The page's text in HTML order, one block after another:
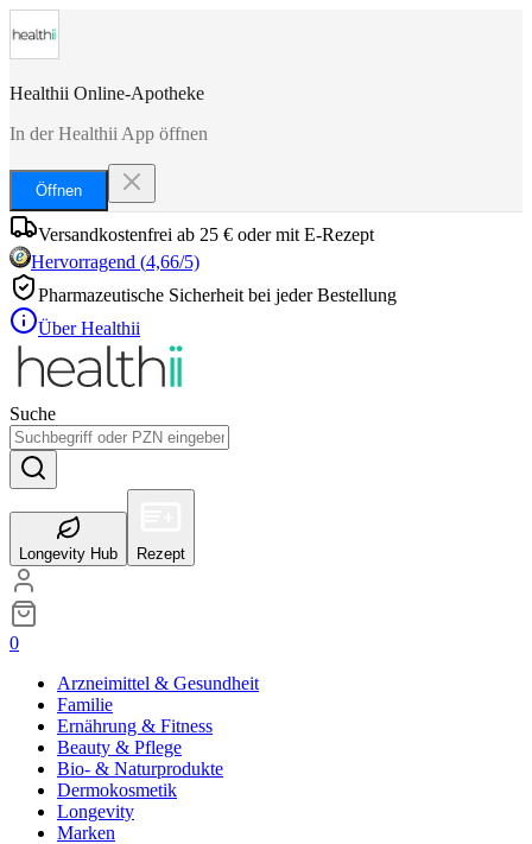
Healthii Online-Apotheke
In der Healthii App öffnen
Öffnen
Versandkostenfrei ab 25 € oder mit E-Rezept
Hervorragend (4,66/5)
Pharmazeutische Sicherheit bei jeder Bestellung
Über Healthii
Suche
Longevity Hub Rezept
0
Arzneimittel & Gesundheit
Familie
Ernährung & Fitness
Beauty & Pflege
Bio- & Naturprodukte
Dermokosmetik
Longevity
Marken